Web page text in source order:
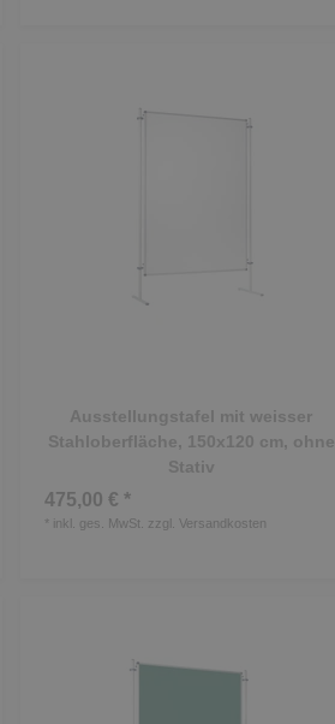
Ausstellungstafel mit weisser
Stahloberfläche, 150x120 cm, ohne
Stativ
475,00 € *
* inkl. ges. MwSt. zzgl. Versandkosten